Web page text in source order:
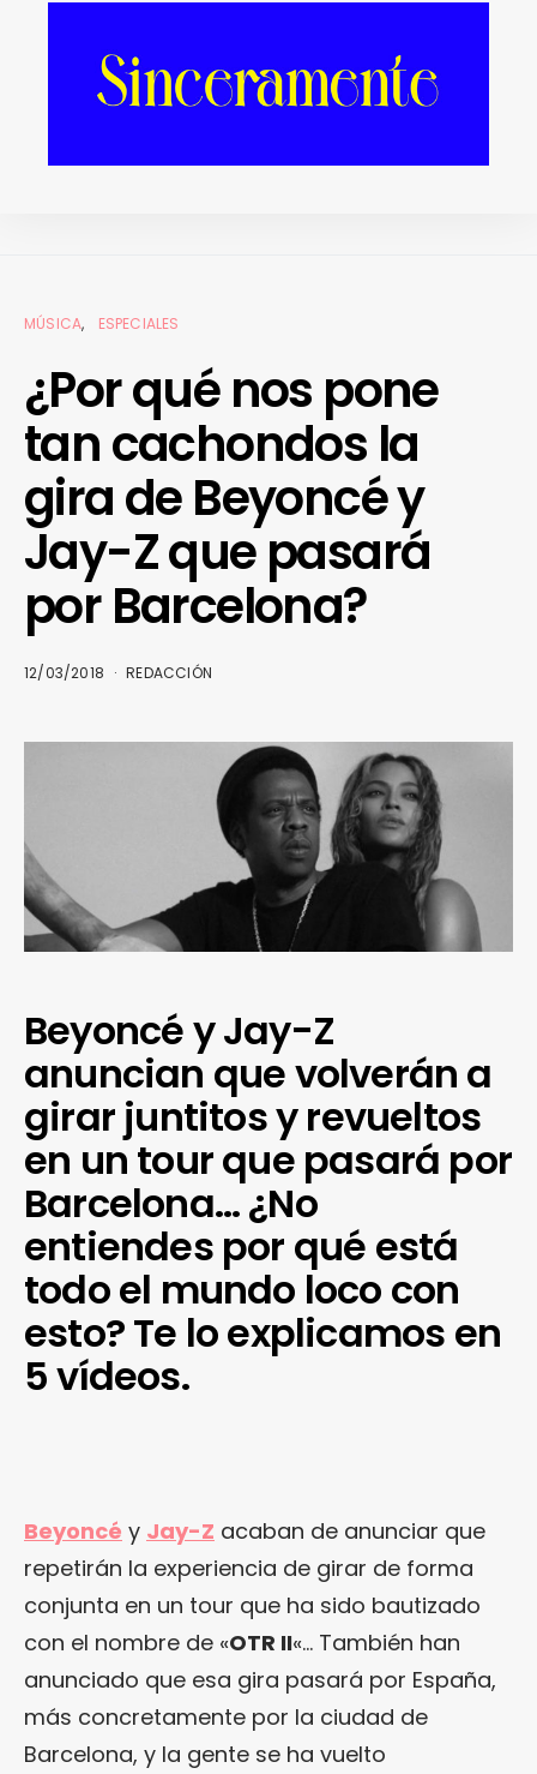
REDES SOCIALES
MÚSICA ESPECIALES
¿Por qué nos pone
tan cachondos la
gira de Beyoncé y
Jay-Z que pasará
por Barcelona?
12/03/2018 REDACCIÓN
Beyoncé y Jay-Z
anuncian que volverán a
girar juntitos y revueltos
en un tour que pasará por
Barcelona… ¿No
entiendes por qué está
todo el mundo loco con
esto? Te lo explicamos en
5 vídeos.
Beyoncé y Jay-Z acaban de anunciar que
repetirán la experiencia de girar de forma
conjunta en un tour que ha sido bautizado
con el nombre de «OTR II«… También han
anunciado que esa gira pasará por España,
más concretamente por la ciudad de
Barcelona, y la gente se ha vuelto